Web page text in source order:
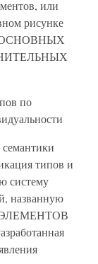
или
рисунке
ОСНОВНЫХ
по
типов и
систему
названную